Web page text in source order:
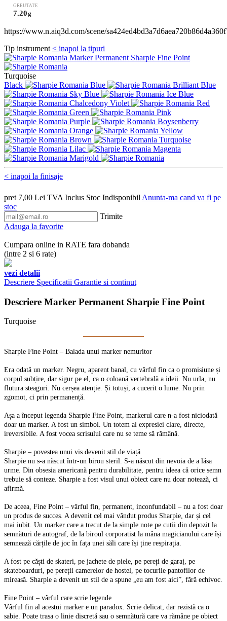
GREUTATE
7.20g
https://www.n.aiq3d.com/scene/
Tip instrument < inapoi la tipuri
Marker Permanent Sharpie Fine Point
Turquoise
Black
Blue
Brilliant Blue
Sky Blue
Ice Blue
Chalcedony Violet
Red
Green
Pink
Purple
Boysenberry
Orange
Yellow
Brown
Turquoise
Lilac
Magenta
Marigold
< inapoi la finisaje
pret 7,00 Lei TVA Inclus Stoc Indisponibil Anunta-ma cand va fi pe
stoc
Trimite
Adauga la favorite
Cumpara online in RATE fara dobanda
(intre 2 si 6 rate)
vezi detalii
Descriere Specificatii Garantie si continut
Descriere Marker Permanent Sharpie Fine Point
Turquoise
Sharpie Fine Point – Balada unui marker nemuritor
Era odată un marker. Negru, aparent banal, cu vârful fin ca o promisiune și
corpul subțire, dar sigur pe el, ca o coloană vertebrală a ideii. Nu urla, nu
flutura steaguri. Nu cerșea atenție. Și totuși, a cucerit o lume. Nu prin
zgomot, ci prin permanență.
Așa a început legenda Sharpie Fine Point, markerul care n-a fost niciodată
doar un marker. A fost un simbol. Un totem al expresiei clare, directe,
ireversibile. A fost vocea scrisului care nu se teme să rămână.
Sharpie – povestea unui vis devenit stil de viață
Sharpie nu s-a născut într-un birou steril. S-a născut din nevoia de a lăsa
urme. Din obsesia americană pentru durabilitate, pentru ideea că orice semn
trebuie să conteze. Sharpie a fost visul unui obiect care nu doar notează, ci
afirmă.
De aceea, Fine Point – vârful fin, permanent, inconfundabil – nu a fost doar
un produs de succes. A devenit cel mai vândut produs Sharpie, dar și cel
mai iubit. Un marker care a trecut de la simple note pe cutii din depozit la
semnături de autograf, de la biroul corporatist la mâna magicianului care își
semnează cărțile de joc în fața unei săli care își ține respirația.
A fost pe căști de skateri, pe jachete de piele, pe pereți de garaj, pe
skateboarduri, pe pereții camerelor de hostel, pe tocurile pantofilor de
mireasă. Sharpie a devenit un stil de a spune „eu am fost aici”, fără echivoc.
Fine Point – vârful care scrie legende
Vârful fin al acestui marker e un paradox. Scrie delicat, dar rezistă ca o
sabie. Poate trasa o linie discretă sau o semnătură care va rămâne pe obiect